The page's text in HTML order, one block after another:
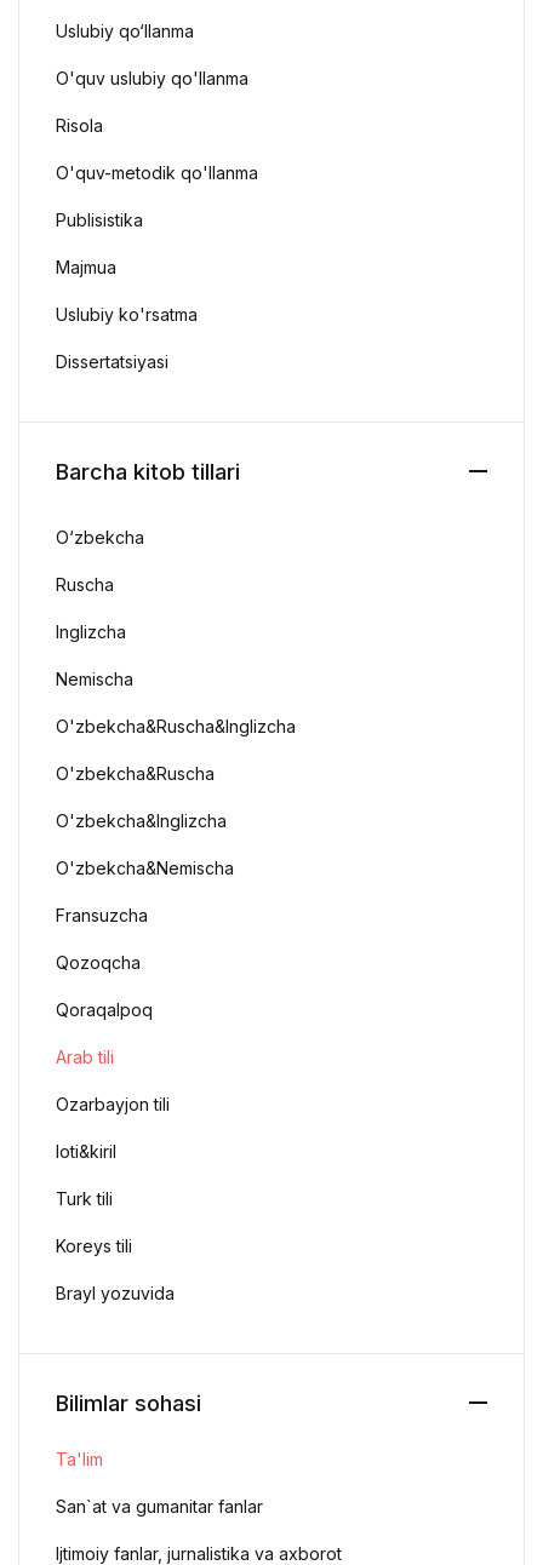
Uslubiy qo‘llanma
O'quv uslubiy qo'llanma
Risola
O'quv-metodik qo'llanma
Publisistika
Majmua
Uslubiy ko'rsatma
Dissertatsiyasi
Barcha kitob tillari
O‘zbekcha
Ruscha
Inglizcha
Nemischa
O'zbekcha&Ruscha&Inglizcha
O'zbekcha&Ruscha
O'zbekcha&Inglizcha
O'zbekcha&Nemischa
Fransuzcha
Qozoqcha
Qoraqalpoq
Arab tili
Ozarbayjon tili
loti&kiril
Turk tili
Koreys tili
Brayl yozuvida
Bilimlar sohasi
Ta'lim
San`at va gumanitar fanlar
Ijtimoiy fanlar, jurnalistika va axborot